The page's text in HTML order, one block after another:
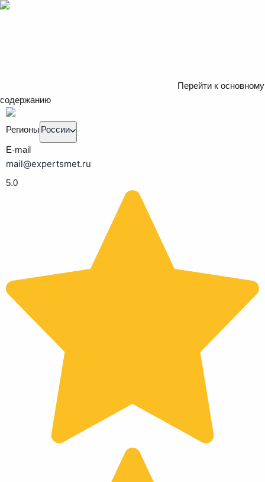
Перейти к основному
содержанию
Регионы России
E-mail
mail@expertsmet.ru
5.0